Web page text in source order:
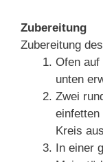
Zubereitung
Zubereitung
Ofen auf
unten
Zwei
einfetten
Kreis
In einer